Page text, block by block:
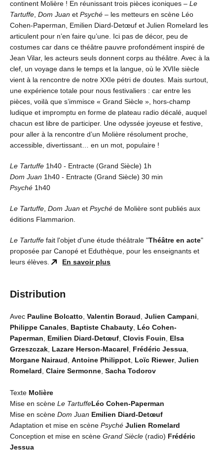
continent Molière ! En réunissant trois pièces iconiques – Le
Tartuffe Dom Juan et Psyché – les metteurs en scène Léo
Cohen-Paperman, Emilien Diard-Detœuf et Julien Romelard les
articulent pour n’en faire qu’une. Ici pas de décor, peu de
costumes car dans ce théâtre pauvre profondément inspiré de
Jean Vilar, les acteurs seuls donnent corps au théâtre. Avec à la
clef, un voyage dans le temps et la langue, où le XVIIe siècle
vient à la rencontre de notre XXIe pétri de doutes. Mais surtout,
une expérience totale pour nous festivaliers : car entre les
pièces, voilà que s’immisce « Grand Siècle », hors-champ
ludique et impromptu en forme de plateau radio décalé, auquel
chacun est libre de participer. Une odyssée joyeuse et festive,
pour aller à la rencontre d’un Molière résolument proche,
accessible, divertissant… en un mot, populaire !
Le Tartuffe 1h40 - Entracte (Grand Siècle) 1h
Dom Juan 1h40 - Entracte (Grand Siècle) 30 min
Psyché 1h40
Le Tartuffe Dom Juan et Psyché de Molière sont publiés aux
éditions Flammarion.
Le Tartuffe fait l'objet d'une étude théâtrale "Théâtre en acte"
proposée par Canopé et Eduthèque, pour les enseignants et
leurs élèves.
En savoir plus
Distribution
Avec Pauline Bolcatto Valentin Boraud Julien Campani
Philippe Canales Baptiste Chabauty Léo Cohen-
Paperman
Emilien Diard-Detœuf Clovis Fouin
Elsa
Grzeszczak Lazare Herson-Macarel Frédéric Jessua
Morgane Nairaud Antoine Philippot Loïc Riewer, Julien
Romelard Claire Sermonne Sacha Todorov
Texte Molière
Mise en scène Le TartuffeLéo Cohen-Paperman
Mise en scène Dom Juan Emilien Diard-Detœuf
Adaptation et mise en scène Psyché Julien Romelard
Conception et mise en scène Grand Siècle (radio) Frédéric
Jessua